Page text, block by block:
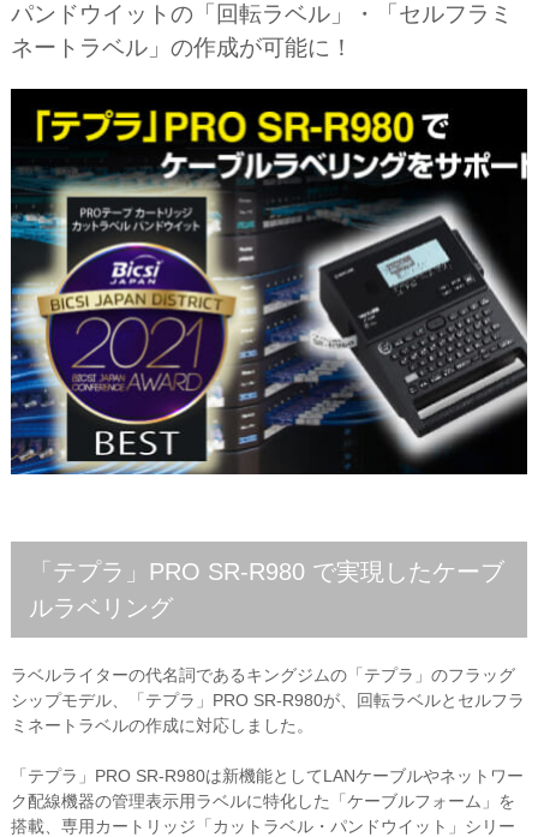
パンドウイットの「回転ラベル」・「セルフラミ
ネートラベル」の作成が可能に！
「テプラ」PRO SR-R980 で実現したケーブ
ルラベリング
ラベルライターの代名詞であるキングジムの「テプラ」のフラッグ
シップモデル、「テプラ」PRO SR-R980が、回転ラベルとセルフラ
ミネートラベルの作成に対応しました。
「テプラ」PRO SR-R980は新機能としてLANケーブルやネットワー
ク配線機器の管理表示用ラベルに特化した「ケーブルフォーム」を
搭載、専用カートリッジ「カットラベル・パンドウイット」シリー